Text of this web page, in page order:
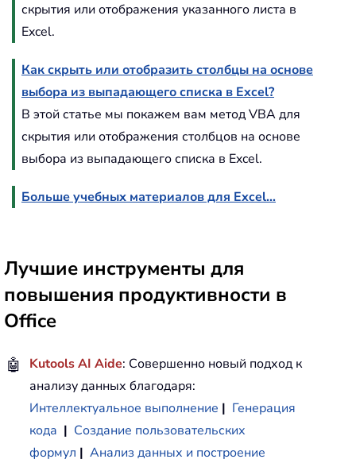
скрытия или отображения указанного листа в
Excel.
Как скрыть или отобразить столбцы на основе
выбора из выпадающего списка в Excel?
В этой статье мы покажем вам метод VBA для
скрытия или отображения столбцов на основе
выбора из выпадающего списка в Excel.
Больше учебных материалов для Excel...
Лучшие инструменты для
повышения продуктивности в
Office
🤖 Kutools AI Aide: Совершенно новый подход к
анализу данных благодаря:
Интеллектуальное выполнение | Генерация
кода | Создание пользовательских
формул | Анализ данных и построение